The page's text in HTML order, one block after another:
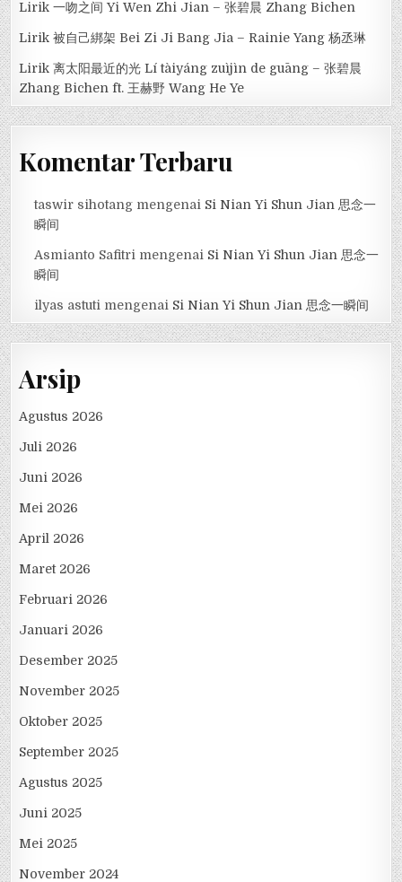
Lirik 一吻之间 Yi Wen Zhi Jian – 张碧晨 Zhang Bichen
Lirik 被自己綁架 Bei Zi Ji Bang Jia – Rainie Yang 杨丞琳
Lirik 离太阳最近的光 Lí tàiyáng zuìjìn de guāng – 张碧晨
Zhang Bichen ft. 王赫野 Wang He Ye
Komentar Terbaru
taswir sihotang mengenai Si Nian Yi Shun Jian 思念一
瞬间
Asmianto Safitri mengenai Si Nian Yi Shun Jian 思念一
瞬间
ilyas astuti mengenai Si Nian Yi Shun Jian 思念一瞬间
Arsip
Agustus 2026
Juli 2026
Juni 2026
Mei 2026
April 2026
Maret 2026
Februari 2026
Januari 2026
Desember 2025
November 2025
Oktober 2025
September 2025
Agustus 2025
Juni 2025
Mei 2025
November 2024